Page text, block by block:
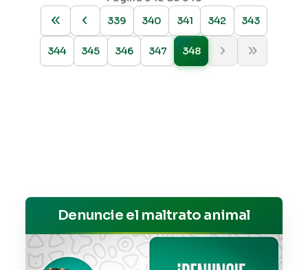
339
340 341 342 343
344 345 346 347 348
Denuncie el maltrato animal